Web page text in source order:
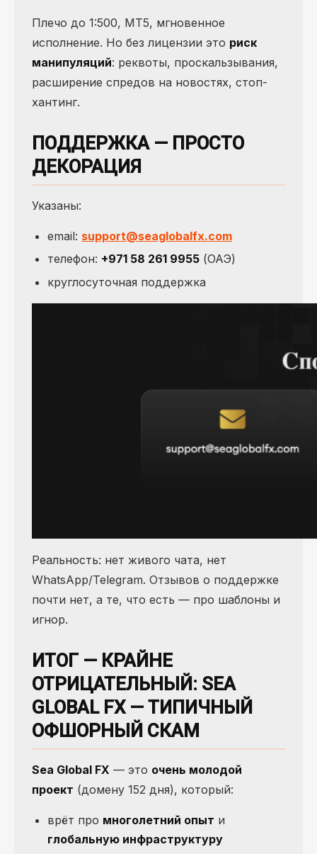
Плечо до 1:500, MT5, мгновенное
исполнение. Но без лицензии это риск
манипуляций: реквоты, проскальзывания,
расширение спредов на новостях, стоп-
хантинг.
ПОДДЕРЖКА — ПРОСТО
ДЕКОРАЦИЯ
Указаны:
email: support@seaglobalfx.com
телефон: +971 58 261 9955 (ОАЭ)
круглосуточная поддержка
Реальность: нет живого чата, нет
WhatsApp/Telegram. Отзывов о поддержке
почти нет, а те, что есть — про шаблоны и
игнор.
ИТОГ — КРАЙНЕ
ОТРИЦАТЕЛЬНЫЙ: SEA
GLOBAL FX — ТИПИЧНЫЙ
ОФШОРНЫЙ СКАМ
Sea Global FX — это очень молодой
проект (домену 152 дня), который:
врёт про многолетний опыт и
глобальную инфраструктуру